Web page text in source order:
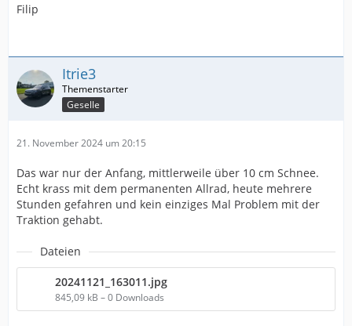
Filip
Itrie3
Geselle
21. November 2024 um 20:15
Das war nur der Anfang, mittlerweile über 10 cm Schnee.
Echt krass mit dem permanenten Allrad, heute mehrere
Stunden gefahren und kein einziges Mal Problem mit der
Traktion gehabt.
Dateien
20241121_163011.jpg
845,09 kB – 0 Downloads